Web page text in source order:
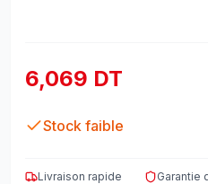
6,069 DT
Stock faible
Livraison rapide Garantie